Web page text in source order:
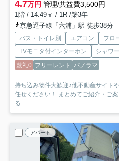
4.7万円 管理/共益費3,500円
1階 / 14.49㎡ / 1R /築3年
京急逗子線「六浦」駅 徒歩38分
バス・トイレ別 エアコン フロ
TVモニタ付インターホン
シャワー
敷礼0 フリーレント パノラマ
持ち込み物件大歓迎♪他不動産サイト
任せください！ まとめてご紹介・ご
る
アパート